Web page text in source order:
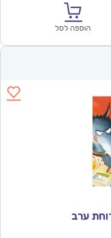
הוספה לסל
ערב